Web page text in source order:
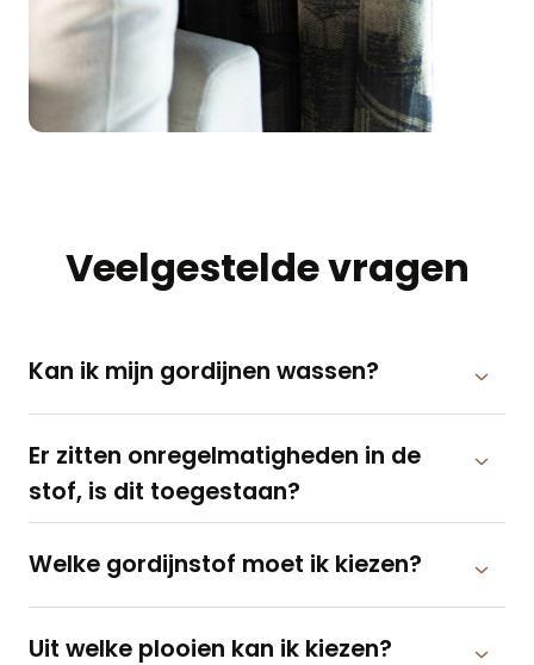
Veelgestelde vragen
Kan ik mijn gordijnen wassen?
Er zitten onregelmatigheden in de
stof, is dit toegestaan?
Welke gordijnstof moet ik kiezen?
Uit welke plooien kan ik kiezen?